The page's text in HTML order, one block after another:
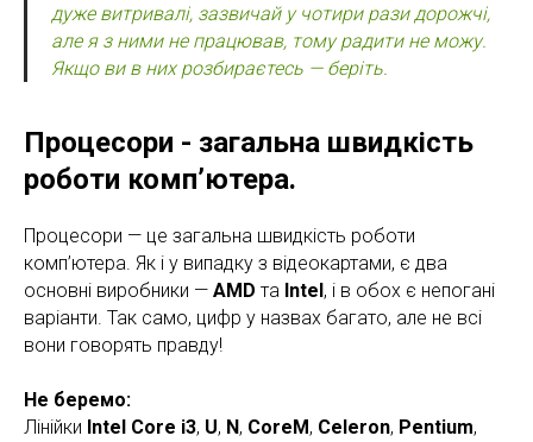
дуже витривалі, зазвичай у чотири рази дорожчі,
але я з ними не працював, тому радити не можу.
Якщо ви в них розбираєтесь — беріть.
Процесори - загальна швидкість
роботи комп’ютера.
Процесори — це загальна швидкість роботи
комп’ютера. Як і у випадку з відеокартами, є два
основні виробники — AMD та Intel, і в обох є непогані
варіанти. Так само, цифр у назвах багато, але не всі
вони говорять правду!
Не беремо:
Лінійки Intel Core i3, U, N, CoreM, Celeron, Pentium,